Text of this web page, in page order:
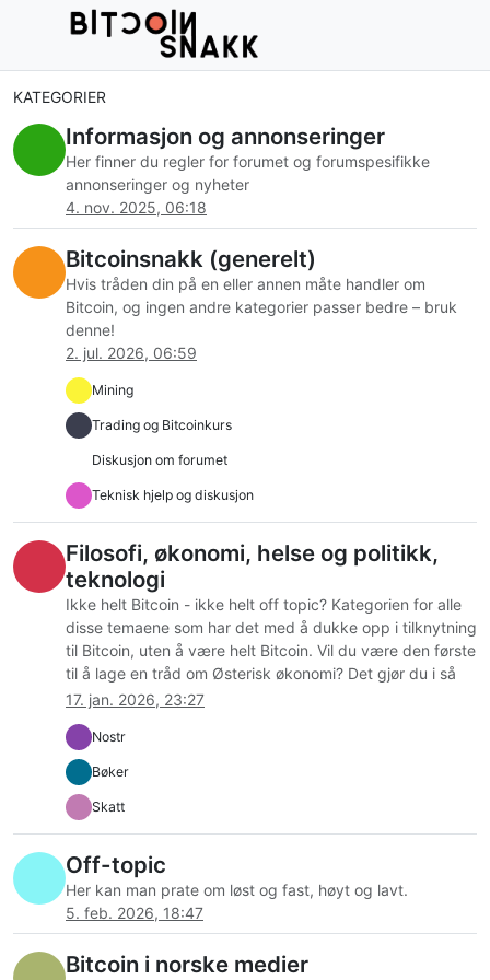
KATEGORIER
Informasjon og annonseringer
Her finner du regler for forumet og forumspesifikke
annonseringer og nyheter
4. nov. 2025, 06:18
Bitcoinsnakk (generelt)
Hvis tråden din på en eller annen måte handler om
Bitcoin, og ingen andre kategorier passer bedre – bruk
denne!
2. jul. 2026, 06:59
Mining
Trading og Bitcoinkurs
Diskusjon om forumet
Teknisk hjelp og diskusjon
Filosofi, økonomi, helse og politikk,
teknologi
Ikke helt Bitcoin - ikke helt off topic? Kategorien for alle
disse temaene som har det med å dukke opp i tilknytning
til Bitcoin, uten å være helt Bitcoin. Vil du være den første
til å lage en tråd om Østerisk økonomi? Det gjør du i så
fall her.
17. jan. 2026, 23:27
Nostr
Bøker
Skatt
Off-topic
Her kan man prate om løst og fast, høyt og lavt.
5. feb. 2026, 18:47
Bitcoin i norske medier